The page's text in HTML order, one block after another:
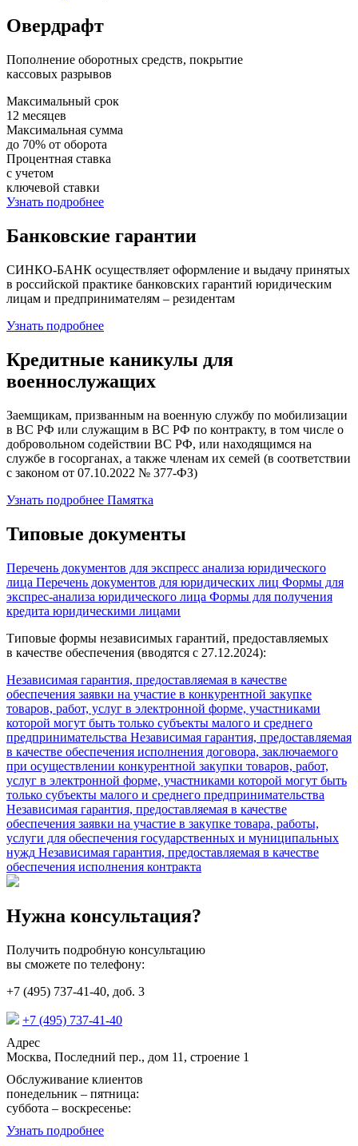
Овердрафт
Пополнение оборотных средств, покрытие
кассовых разрывов
Максимальный срок
12 месяцев
Максимальная сумма
до 70% от оборота
Процентная ставка
с учетом
ключевой ставки
Узнать подробнее
Банковские гарантии
СИНКО-БАНК осуществляет оформление и выдачу принятых
в российской практике банковских гарантий юридическим
лицам и предпринимателям – резидентам
Узнать подробнее
Кредитные каникулы для
военнослужащих
Заемщикам, призванным на военную службу по мобилизации
в ВС РФ или служащим в ВС РФ по контракту, в том числе о
добровольном содействии ВС РФ, или находящимся на
службе в госорганах, а также членам их семей (в соответствии
с законом от 07.10.2022 № 377-ФЗ)
Узнать подробнее Памятка
Типовые документы
Перечень документов для экспресс анализа юридического
лица Перечень документов для юридических лиц Формы для
экспрес-анализа юридического лица Формы для получения
кредита юридическими лицами
Типовые формы независимых гарантий, предоставляемых
в качестве обеспечения (вводятся с 27.12.2024):
Независимая гарантия, предоставляемая в качестве
обеспечения заявки на участие в конкурентной закупке
товаров, работ, услуг в электронной форме, участниками
которой могут быть только субъекты малого и среднего
предпринимательства Независимая гарантия, предоставляемая
в качестве обеспечения исполнения договора, заключаемого
при осуществлении конкурентной закупки товаров, работ,
услуг в электронной форме, участниками которой могут быть
только субъекты малого и среднего предпринимательства
Независимая гарантия, предоставляемая в качестве
обеспечения заявки на участие в закупке товара, работы,
услуги для обеспечения государственных и муниципальных
нужд Независимая гарантия, предоставляемая в качестве
обеспечения исполнения контракта
Нужна консультация?
Получить подробную консультацию
вы сможете по телефону:
+7 (495) 737-41-40, доб. 3
+7 (495) 737-41-40
Адрес
Москва, Последний пер., дом 11, строение 1
Обслуживание клиентов
понедельник – пятница:
суббота – воскресенье:
Узнать подробнее